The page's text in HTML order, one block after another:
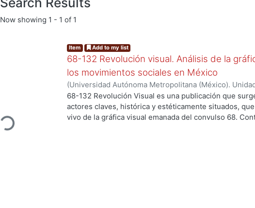
Now showing 1 - 1 of 1
Loading...
Item Add to my list
68-132 Revolución visual. Análisis de la
los movimientos sociales en México
(Universidad Autónoma Metropolitana (México).
Ortiz Leroux, Jorge Gabriel;Arroyo Pedroza, Verónica;
Vega, Jorge;Del Castillo Troncoso, Alberto;Quiroz
Casas, Arnulfo;Tamayo, Sergio;Moreno Corso,
68-132 Revolución Visual es una publicación que
actores claves, histórica y estéticamente situados,
vivo de la gráfica visual emanada del convulso 68.